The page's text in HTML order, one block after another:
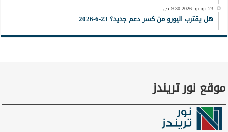
23 يونيو, 2026 9:30 ص
هل يقترب اليورو من كسر دعم جديد؟ 23-6-2026
موقع نور تريندز